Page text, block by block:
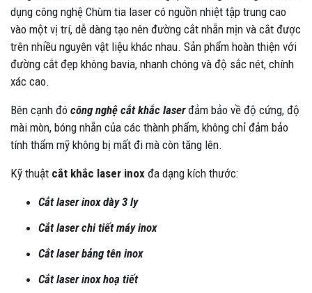
dụng công nghệ Chùm tia laser có nguồn nhiệt tập trung cao
vào một vị trí, dễ dàng tạo nên đường cắt nhẵn mịn và cắt được
trên nhiều nguyên vật liệu khác nhau. Sản phẩm hoàn thiện với
đường cắt đẹp không bavia, nhanh chóng và độ sắc nét, chính
xác cao.
Bên cạnh đó công nghệ cắt khắc laserđảm bảo về độ cứng, độ
mài mòn, bóng nhẵn của các thành phẩm, không chỉ đảm bảo
tính thẩm mỹ không bị mất đi mà còn tăng lên.
Kỹ thuật cắt khắc laser inox đa dạng kích thước:
Cắt laser inox dày 3 ly
Cắt laser chi tiết máy inox
Cắt laser bảng tên inox
Cắt laser inox hoạ tiết